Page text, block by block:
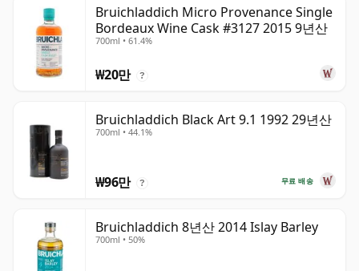
Bruichladdich Micro Provenance Single
Bordeaux Wine Cask #3127 2015 9년산
700ml • 61.4%
₩20만 ?
Bruichladdich Black Art 9.1 1992 29년산
700ml • 44.1%
무료 배송
₩96만 ?
Bruichladdich 8년산 2014 Islay Barley
700ml • 50%